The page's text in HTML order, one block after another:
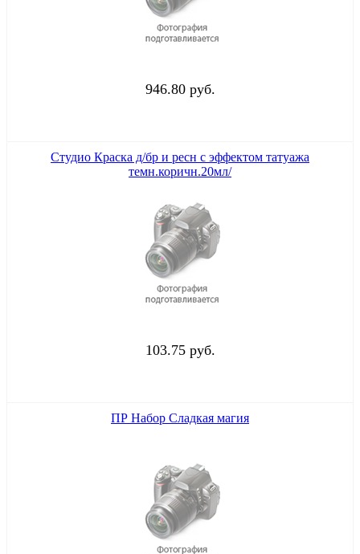
946.80 руб.
Студио Краска д/бр и ресн с эффектом татуажа
темн.коричн.20мл/
103.75 руб.
ПР Набор Сладкая магия